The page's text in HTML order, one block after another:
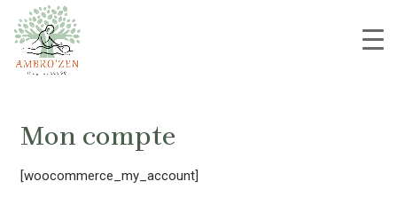
contenu
Mon compte
[woocommerce_my_account]